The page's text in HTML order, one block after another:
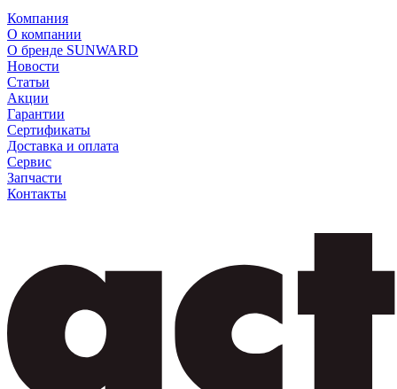
Компания
О компании
О бренде SUNWARD
Новости
Статьи
Акции
Гарантии
Сертификаты
Доставка и оплата
Сервис
Запчасти
Контакты